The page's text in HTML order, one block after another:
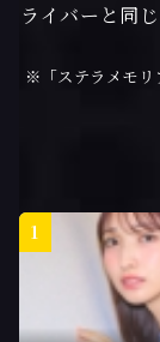
ライバーと同
※「ステラメモリ
1